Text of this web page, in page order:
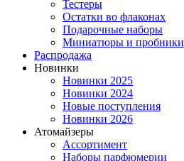
Тестеры
Остатки во флаконах
Подарочные наборы
Миниатюры и пробники
Распродажа
Новинки
Новинки 2025
Новинки 2024
Новые поступления
Новинки 2026
Атомайзеры
Ассортимент
Наборы парфюмерии